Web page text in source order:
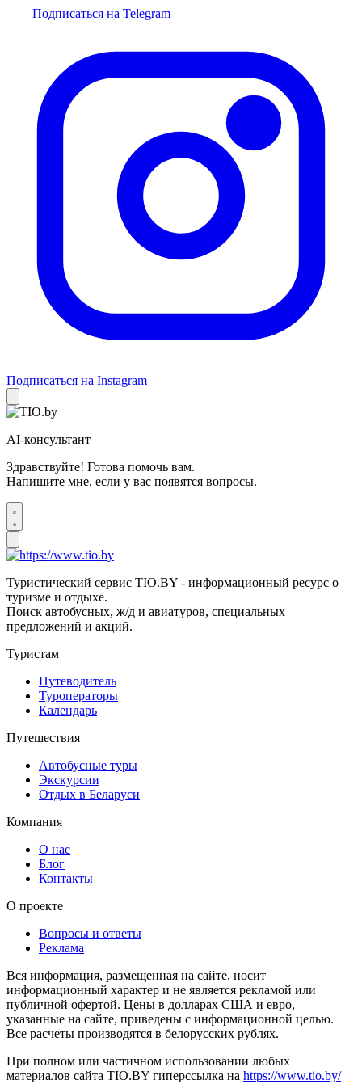
Подписаться на Telegram
Подписаться на Instagram
AI-консультант
Здравствуйте! Готова помочь вам.
Напишите мне, если у вас появятся вопросы.
Туристический сервис TIO.BY - информационный ресурс о
туризме и отдыхе.
Поиск автобусных, ж/д и авиатуров, специальных
предложений и акций.
Туристам
Путеводитель
Туроператоры
Календарь
Путешествия
Автобусные туры
Экскурсии
Отдых в Беларуси
Компания
О нас
Блог
Контакты
О проекте
Вопросы и ответы
Реклама
Вся информация, размещенная на сайте, носит
информационный характер и не является рекламой или
публичной офертой. Цены в долларах США и евро,
указанные на сайте, приведены с информационной целью.
Все расчеты производятся в белорусских рублях.
При полном или частичном использовании любых
материалов сайта TIO.BY гиперссылка на https://www.tio.by/